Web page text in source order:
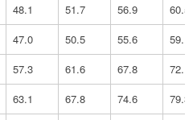
48.1 51.7 56.9
60.5
47.0 50.5 55.6
59.1
57.3 61.6 67.8
72.1
63.1 67.8 74.6
79.3